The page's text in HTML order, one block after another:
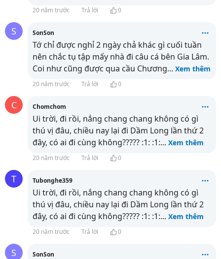
20 năm trước Trả lời 0
S SonSon
Tớ chỉ được nghỉ 2 ngày chả khác gì cuối tuần
nên chắc tụ tập mấy nhà đi câu cá bên Gia Lâm.
Coi như cũng được qua cầu Chương... Xem thêm
20 năm trước Trả lời 0
C Chomchom
Ui trời, đi rồi, nắng chang chang không có gì
thú vị đâu, chiều nay lại đi Dầm Long lần thứ 2
đây, có ai đi cùng không????? :1: :1:... Xem thêm
20 năm trước Trả lời 0
T Tubonghe359
Ui trời, đi rồi, nắng chang chang không có gì
thú vị đâu, chiều nay lại đi Dầm Long lần thứ 2
đây, có ai đi cùng không????? :1: :1:... Xem thêm
20 năm trước Trả lời 0
S SonSon